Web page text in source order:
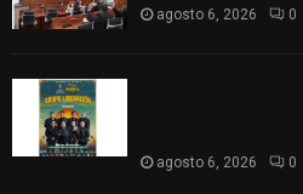
agosto 6, 2026 0
agosto 6, 2026 0